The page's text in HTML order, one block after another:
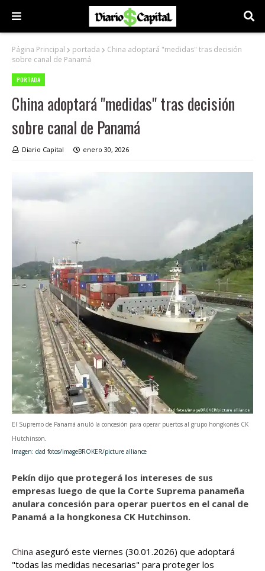
Página Principal portada
China adoptará "medidas" tras decisión
sobre canal de Panamá
PORTADA
China adoptará "medidas" tras decisión
sobre canal de Panamá
Diario Capital enero 30, 2026
El Supremo de Panamá anuló la concesión para operar puertos al grupo hongkonés CK
Hutchinson.
Imagen: dad fotos/imageBROKER/picture alliance
Pekín dijo que protegerá los intereses de sus
empresas luego de que la Corte Suprema panameña
anulara concesión para operar puertos en el canal de
Panamá a la hongkonesa CK Hutchinson.
China aseguró este viernes (30.01.2026) que adoptará
"todas las medidas necesarias" para proteger los